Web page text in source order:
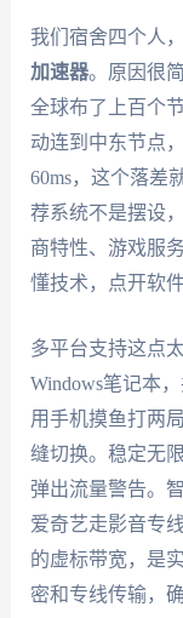
我们宿舍四个人
加速器。原因很
全球布了上百个
动连到中东节点
60ms，这个落差
荐系统不是摆设
商特性、游戏服
懂技术，点开软
多平台支持这点
Windows笔记本
用手机摸鱼打两
缝切换。稳定无
弹出流量警告。
爱奇艺走影音专
的虚标带宽，是
密和专线传输，